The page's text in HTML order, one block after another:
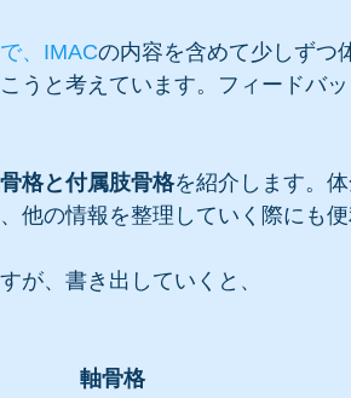
、 IMACの内容を含めて少しずつ
うと考えています。フィードバ
格と付属肢骨格を紹介します。
他の情報を整理していく際にも
が、書き出していくと、
軸骨格